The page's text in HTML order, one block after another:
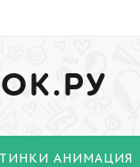
АНИМАЦИЯ